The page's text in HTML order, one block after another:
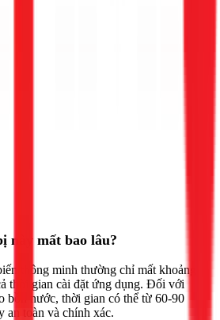
này mất bao lâu?
thông minh thường chỉ mất khoảng
thời gian cài đặt ứng dụng. Đối với
bồn nước, thời gian có thể từ 60-90
an toàn và chính xác.